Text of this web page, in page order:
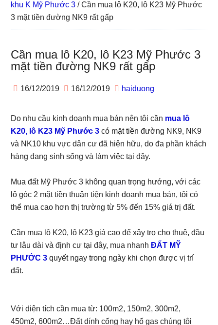
khu K Mỹ Phước 3 /Cần mua lô K20, lô K23 Mỹ Phước
3 mặt tiền đường NK9 rất gấp
Cần mua lô K20, lô K23 Mỹ Phước 3
mặt tiền đường NK9 rất gấp
16/12/2019 16/12/2019 haiduong
Do nhu cầu kinh doanh mua bán nên tôi cần mua lô
K20, lô K23 Mỹ Phước 3 có mặt tiền đường NK9, NK9
và NK10 khu vực dân cư đã hiện hữu, do đa phần khách
hàng đang sinh sống và làm việc tại đây.
Mua đất Mỹ Phước 3 không quan trọng hướng, với các
lô góc 2 mặt tiền thuận tiện kinh doanh mua bán, tôi có
thể mua cao hơn thị trường từ 5% đến 15% giá trị đất.
Cần mua lô K20, lô K23 giá cao để xây trọ cho thuê, đầu
tư lâu dài và định cư tại đây, mua nhanhĐẤT MỸ
PHƯỚC 3 quyết ngay trong ngày khi chọn được vị trí
đất.
Với diện tích cần mua từ: 100m2, 150m2, 300m2,
450m2, 600m2…Đất dính cống hay hố gas chúng tôi